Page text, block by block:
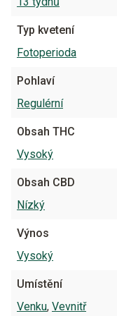
Typ kvetení
Fotoperioda
Pohlaví
Regulérní
Obsah THC
Vysoký
Obsah CBD
Nízký
Výnos
Vysoký
Umístění
Venku, Vevnitř